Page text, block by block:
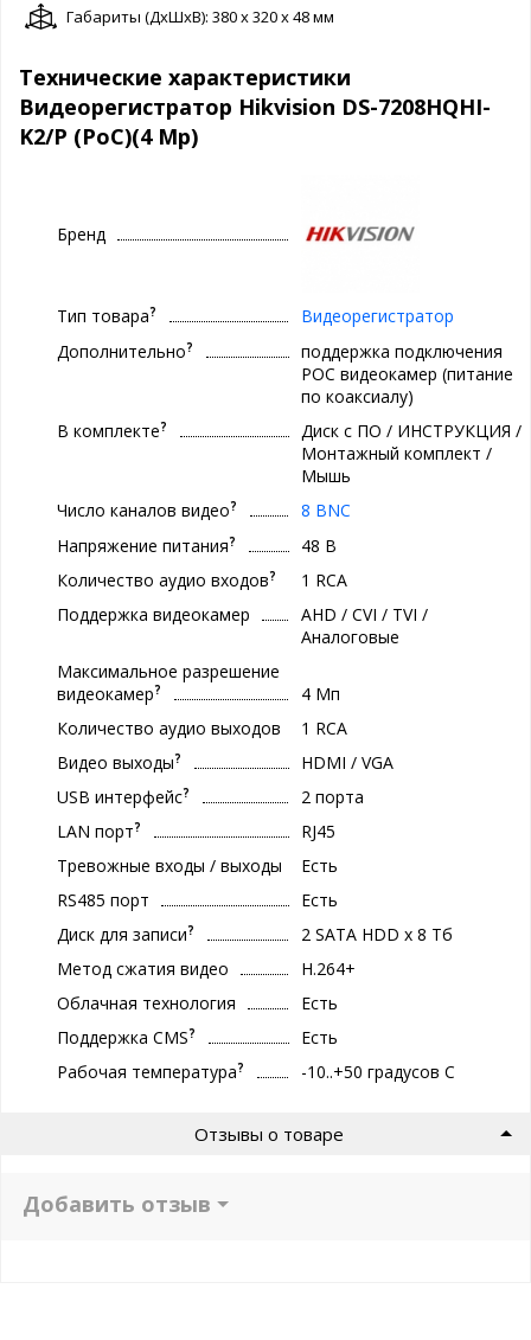
Габариты (ДxШxВ): 380 x 320 x 48 мм
Технические характеристики
Видеорегистратор Hikvision DS-7208HQHI-
K2/P (PoC)(4 Mp)
Бренд
Тип товара?
Видеорегистратор
Дополнительно?
поддержка подключения
POC видеокамер (питание
по коаксиалу)
В комплекте?
Диск с ПО / ИНСТРУКЦИЯ /
Монтажный комплект /
Мышь
Число каналов видео?
8 BNC
Напряжение питания?
48 В
Количество аудио входов?
1 RCA
Поддержка видеокамер
AHD / CVI / TVI /
Аналоговые
Максимальное разрешение
видеокамер?
4 Мп
Количество аудио выходов
1 RCA
Видео выходы?
HDMI / VGA
USB интерфейс?
2 порта
LAN порт?
RJ45
Тревожные входы / выходы
Есть
RS485 порт
Есть
Диск для записи?
2 SATA HDD x 8 Тб
Метод сжатия видео
H.264+
Облачная технология
Есть
Поддержка CMS?
Есть
Рабочая температура? -10..+50 градуcов С
Отзывы о товаре
Добавить отзыв